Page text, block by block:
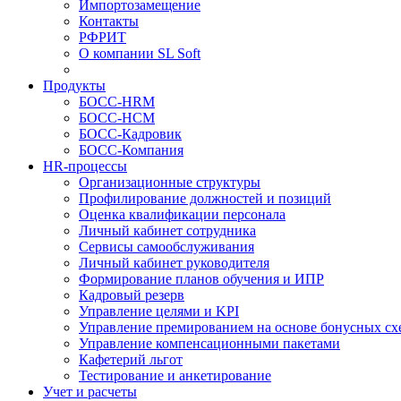
Импортозамещение
Контакты
РФРИТ
О компании SL Soft
Продукты
БОСС-HRM
БОСС-HCM
БОСС-Кадровик
БОСС-Компания
HR-процессы
Организационные структуры
Профилирование должностей и позиций
Оценка квалификации персонала
Личный кабинет сотрудника
Сервисы самообслуживания
Личный кабинет руководителя
Формирование планов обучения и ИПР
Кадровый резерв
Управление целями и KPI
Управление премированием на основе бонусных
Управление компенсационными пакетами
Кафетерий льгот
Тестирование и анкетирование
Учет и расчеты